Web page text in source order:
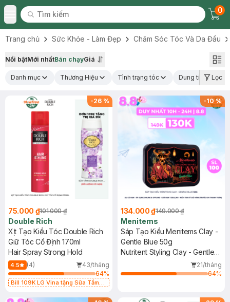
Toggle Menu
Tìm kiếm
Tìm kiếm
0
Trang chủ Sức Khỏe - Làm Đẹp Chăm Sóc Tóc Và Da Đầu
Nổi bậtMới nhấtBán chạyGiá
Danh mục Thương Hiệu Tình trạng tóc Dung tích Lọc
-26 %
75.000 ₫101.000 ₫
Double Rich
Xịt Tạo Kiểu Tóc Double Rich
Giữ Tóc Cố Định 170ml
Hair Spray Strong Hold
4.5 (4)
43/tháng
64%
Bill 109K LG Vina tặng Sữa Tắm
(SL có hạn)
-10%
134.000 ₫149.000 ₫
Menitems
Sáp Tạo Kiểu Menitems Clay -
Gentle Blue 50g
Nutritent Styling Clay - Gentle
21/tháng
64%